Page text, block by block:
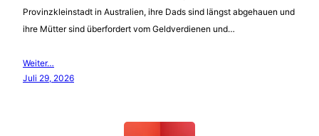
Provinzkleinstadt in Australien, ihre Dads sind längst abgehauen und
ihre Mütter sind überfordert vom Geldverdienen und…
Weiter…
Juli 29, 2026